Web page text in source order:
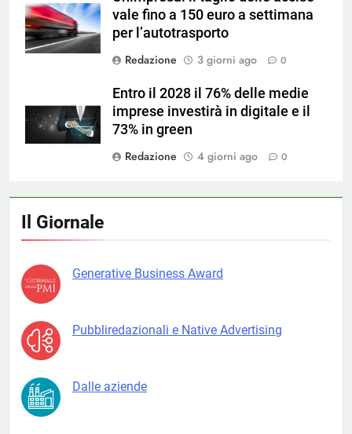
vale fino a 150 euro a settimana
per l’autotrasporto
Redazione
3 giorni ago 0
Entro il 2028 il 76% delle medie
imprese investirà in digitale e il
73% in green
Redazione
4 giorni ago 0
Il Giornale
Generative Business Award
Pubbliredazionali e Native Advertising
Dalle aziende